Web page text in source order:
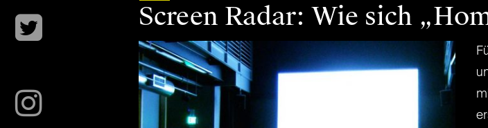
Screen Radar: Wie sich